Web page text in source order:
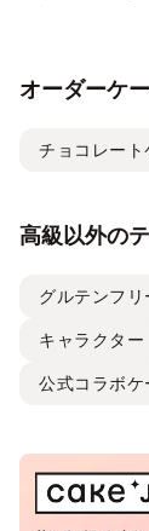
オーダーケ
チョコレート
高級以外の
グルテンフリ
キャラクター
公式コラボ